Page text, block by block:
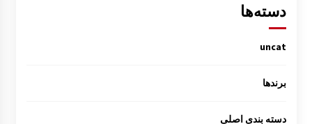
دسته‌ها
uncat
برندها
دسته بندی اصلی